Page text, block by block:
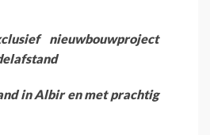
nieuwbouwproject
in Albir en met prachtig